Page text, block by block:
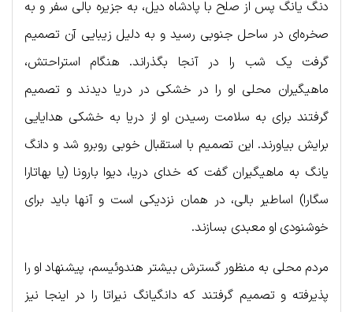
دنگ یانگ پس از صلح با پادشاه دیل، به جزیره بالی سفر و به
صخره‌ای در ساحل جنوبی رسید و به دلیل زیبایی آن تصمیم
گرفت یک شب را در آنجا بگذراند. هنگام استراحتش،
ماهیگیران محلی او را در خشکی در دریا دیدند و تصمیم
گرفتند برای به سلامت رسیدن او از دریا به خشکی هدایایی
برایش بیاورند. این تصمیم با استقبال خوبی روبرو شد و دانگ
یانگ به ماهیگیران گفت که خدای دریا، دیوا بارونا (یا بهاتارا
سگارا) اساطیر بالی، در همان نزدیکی است و آنها باید برای
خوشنودی او معبدی بسازند.
مردم محلی به منظور گسترش بیشتر هندوئیسم، پیشنهاد او را
پذیرفته و تصمیم گرفتند که دانگیانگ نیراتا را در اینجا نیز